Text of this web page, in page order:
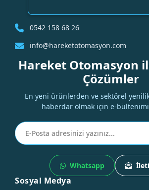
0542 158 68 26
info@hareketotomasyon.com
Hareket Otomasyon
Çözümler
En yeni ürünlerden ve sektörel
haberdar olmak için e-
Whatsapp
Sosyal Medya